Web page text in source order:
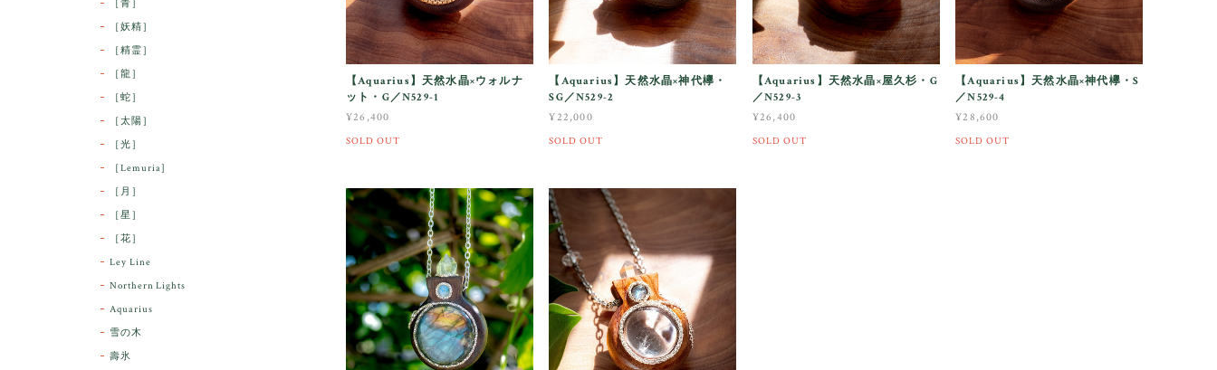
【Aquarius】天然水晶×ウォルナ
ット・G／N529-1
¥26,400
SOLD OUT
【Aquarius】天然水晶×神代欅・
SG／N529-2
¥22,000
SOLD OUT
【Aquarius】天然水晶×屋久杉・G
／N529-3
¥26,400
SOLD OUT
【Aquarius】天然水晶×神代欅・S
／N529-4
¥28,600
SOLD OUT
［青］
［妖精］
［精霊］
［龍］
［蛇］
［太陽］
［光］
［Lemuria］
［月］
［星］
［花］
Ley Line
Northern Lights
Aquarius
雪の木
壽氷